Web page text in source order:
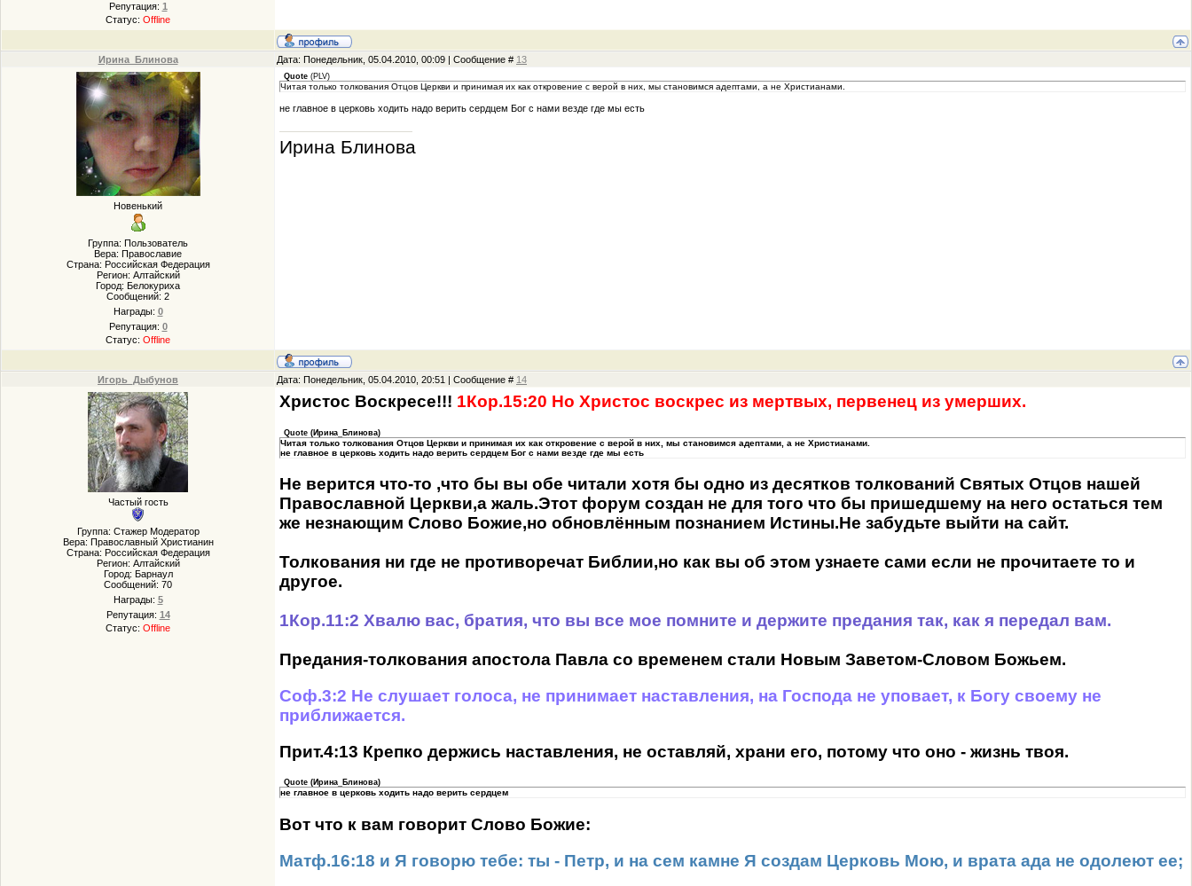
Репутация: 1
Статус: Offline
Ирина_Блинова Дата: Понедельник, 05.04.2010, 00:09 | Сообщение # 13
Новенький
Группа: Пользователь
Вера: Православие
Страна: Российская Федерация
Регион: Алтайский
Город: Белокуриха
Сообщений: 2
Награды: 0
Репутация: 0
Статус: Offline
Quote (PLV)
Читая только толкования Отцов Церкви и принимая их как откровение с верой в них, мы становимся адептами, а не Христианами.
не главное в церковь ходить надо верить сердцем Бог с нами везде где мы есть
Ирина Блинова
Игорь_Дыбунов Дата: Понедельник, 05.04.2010, 20:51 | Сообщение # 14
Частый гость
Группа: Стажер Модератор
Вера: Православный Христианин
Страна: Российская Федерация
Регион: Алтайский
Город: Барнаул
Сообщений: 70
Награды: 5
Репутация: 14
Статус: Offline
Христос Воскресе!!! 1Кор.15:20 Но Христос воскрес из мертвых, первенец из умерших.
Quote (Ирина_Блинова)
Читая только толкования Отцов Церкви и принимая их как откровение с верой в них, мы становимся адептами, а не Христианами.
не главное в церковь ходить надо верить сердцем Бог с нами везде где мы есть
Не верится что-то ,что бы вы обе читали хотя бы одно из десятков толкований Святых Отцов нашей
Православной Церкви,а жаль.Этот форум создан не для того что бы пришедшему на него остаться тем
же незнающим Слово Божие,но обновлённым познанием Истины.Не забудьте выйти на сайт.
Толкования ни где не противоречат Библии,но как вы об этом узнаете сами если не прочитаете то и
другое.
1Кор.11:2 Хвалю вас, братия, что вы все мое помните и держите предания так, как я передал вам.
Предания-толкования апостола Павла со временем стали Новым Заветом-Словом Божьем.
Соф.3:2 Не слушает голоса, не принимает наставления, на Господа не уповает, к Богу своему не
приближается.
Прит.4:13 Крепко держись наставления, не оставляй, храни его, потому что оно - жизнь твоя.
Quote (Ирина_Блинова)
не главное в церковь ходить надо верить сердцем
Вот что к вам говорит Слово Божие:
Матф.16:18 и Я говорю тебе: ты - Петр, и на сем камне Я создам Церковь Мою, и врата ада не одолеют ее;